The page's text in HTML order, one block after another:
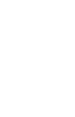
com 6 cores
em qualquer
com fácil